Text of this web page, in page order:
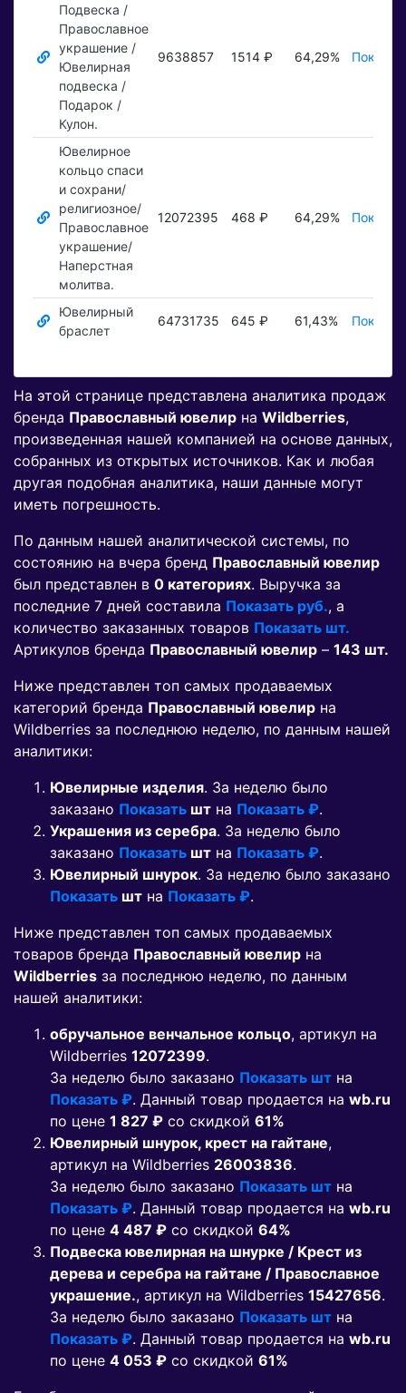
Подвеска /
Православное
украшение /
Ювелирная
подвеска /
Подарок /
Кулон.
9638857 1514 ₽ 64,29%
Ювелирное
кольцо спаси
и сохрани/
религиозное/
Православное
украшение/
Наперстная
молитва.
12072395 468 ₽ 64,29%
Ювелирный
браслет
64731735 645 ₽ 61,43%
На этой странице представлена аналитика продаж
бренда Православный ювелир на Wildberries,
произведенная нашей компанией на основе данных,
собранных из открытых источников. Как и любая
другая подобная аналитика, наши данные могут
иметь погрешность.
По данным нашей аналитической системы, по
состоянию на вчера бренд Православный ювелир
был представлен в 0 категориях. Выручка за
последние 7 дней составила Показать руб., а
количество заказанных товаров Показать шт.
Артикулов бренда Православный ювелир – 143 шт.
Ниже представлен топ самых продаваемых
категорий бренда Православный ювелир на
Wildberries за последнюю неделю, по данным нашей
аналитики:
Ювелирные изделия. За неделю было
заказано Показать шт на Показать ₽.
Украшения из серебра. За неделю было
заказано Показать шт на Показать ₽.
Ювелирный шнурок. За неделю было заказано
Показать шт на Показать ₽.
Ниже представлен топ самых продаваемых
товаров бренда Православный ювелир на
Wildberries за последнюю неделю, по данным
нашей аналитики:
обручальное венчальное кольцо, артикул на
Wildberries 12072399.
За неделю было заказано Показать шт на
Показать ₽. Данный товар продается на wb.ru
по цене 1 827 ₽ co скидкой 61%
Ювелирный шнурок, крест на гайтане,
артикул на Wildberries 26003836.
За неделю было заказано Показать шт на
Показать ₽. Данный товар продается на wb.ru
по цене 4 487 ₽ co скидкой 64%
Подвеска ювелирная на шнурке / Крест из
дерева и серебра на гайтане / Православное
украшение., артикул на Wildberries 15427656.
За неделю было заказано Показать шт на
Показать ₽. Данный товар продается на wb.ru
по цене 4 053 ₽ co скидкой 61%